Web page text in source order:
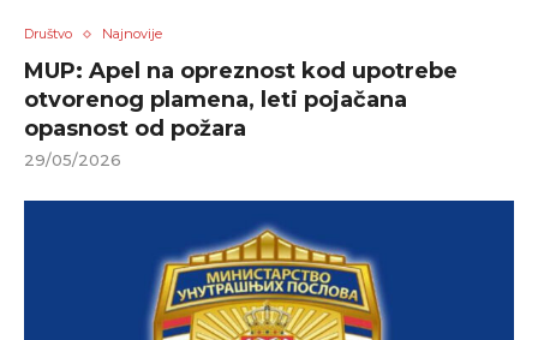
Društvo Najnovije
MUP: Apel na opreznost kod upotrebe
otvorenog plamena, leti pojačana
opasnost od požara
29/05/2026